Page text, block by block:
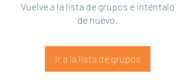
Vuelve a la lista de grupos e inténtalo
de nuevo.
Ir a la lista de grupos